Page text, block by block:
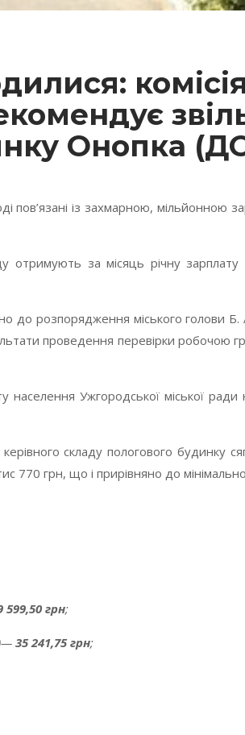
комісія
Онопка
пов’язані із захмарною, мільйонною
отримують за місяць річну
до розпорядження міського голови Б.
проведення перевірки робочою
населення Ужгородської міської
складу пологового будинку
грн, що і прирівняно до
599,50 грн;
35 241,75 грн;